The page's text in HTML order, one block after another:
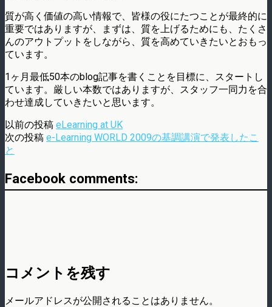
質が高く価値の高い情報で、皆様の役にたつことが最終的に
重要ではありますが、まずは、質を上げるためにも、たくさ
んのアウトプットをしながら、質を高めていきたいとおもっ
ています。
1ヶ月最低50本のblog記事を書くことを目標に、スタートし
ています。厳しい本数ではありますが、スタッフ一同力を合
わせ達成していきたいと思います。
以前の投稿 eLearning at UK
次の投稿 e-Learning WORLD 2009の基調講演で発表したこ
と
Facebook comments:
コメントを残す
メールアドレスが公開されることはありません。